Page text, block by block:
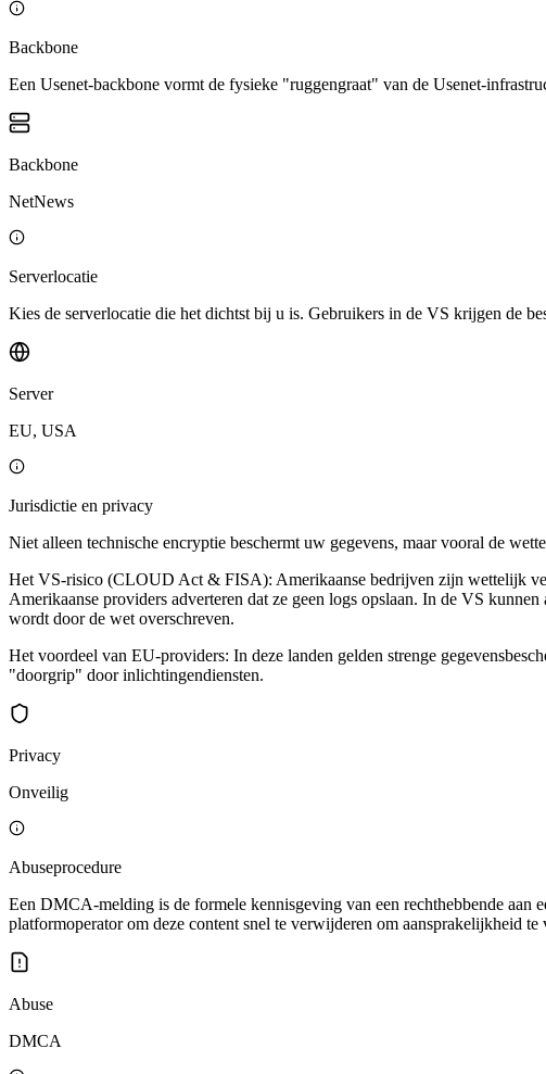
Backbone
Een Usenet-backbone vormt de fysieke "ruggengraat" van de Usenet-
Backbone
NetNews
Serverlocatie
Kies de serverlocatie die het dichtst bij u is. Gebruikers in de VS krijgen de
Server
EU, USA
Jurisdictie en privacy
Niet alleen technische encryptie beschermt uw gegevens, maar vooral de
Het VS-risico (CLOUD Act & FISA): Amerikaanse bedrijven zijn wettelijk
Amerikaanse providers adverteren dat ze geen logs opslaan. In de VS
wordt door de wet overschreven.
Het voordeel van EU-providers: In deze landen gelden strenge
"doorgrip" door inlichtingendiensten.
Privacy
Onveilig
Abuseprocedure
Een DMCA-melding is de formele kennisgeving van een rechthebbende aan
platformoperator om deze content snel te verwijderen om aansprakelijkheid
Abuse
DMCA